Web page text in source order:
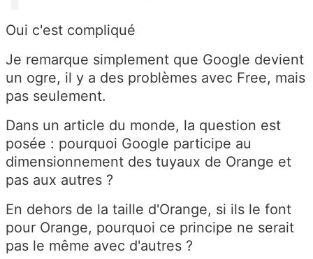
Oui c'est compliqué
Je remarque simplement que Google devient
un ogre, il y a des problèmes avec Free, mais
pas seulement.
Dans un article du monde, la question est
posée : pourquoi Google participe au
dimensionnement des tuyaux de Orange et
pas aux autres ?
En dehors de la taille d'Orange, si ils le font
pour Orange, pourquoi ce principe ne serait
pas le même avec d'autres ?